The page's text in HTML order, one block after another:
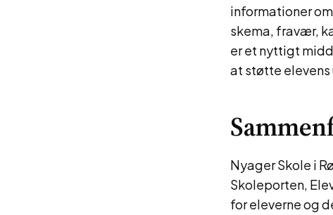
informationer
skema, fravær,
er et nyttigt
at støtte
Nyager Skole i
Skoleporten,
for eleverne og